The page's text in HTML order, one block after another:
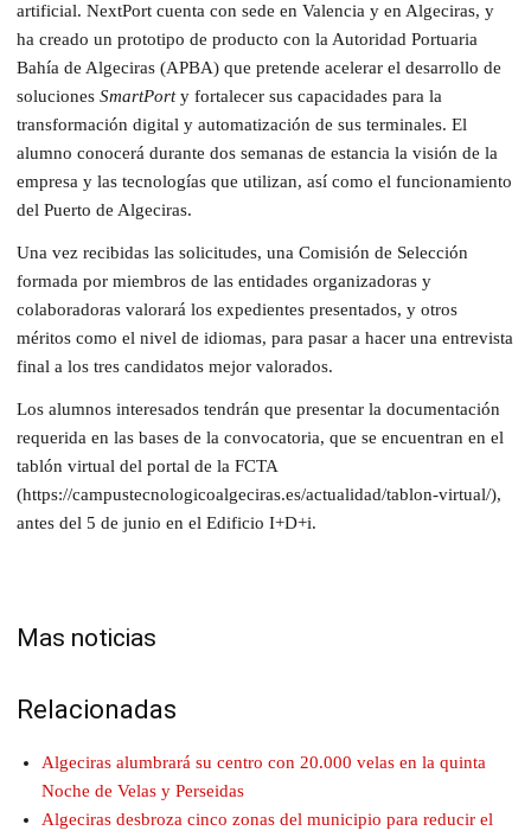
artificial. NextPort cuenta con sede en Valencia y en Algeciras, y
ha creado un prototipo de producto con la Autoridad Portuaria
Bahía de Algeciras (APBA) que pretende acelerar el desarrollo de
soluciones SmartPorty fortalecer sus capacidades para la
transformación digital y automatización de sus terminales. El
alumno conocerá durante dos semanas de estancia la visión de la
empresa y las tecnologías que utilizan, así como el funcionamiento
del Puerto de Algeciras.
Una vez recibidas las solicitudes, una Comisión de Selección
formada por miembros de las entidades organizadoras y
colaboradoras valorará los expedientes presentados, y otros
méritos como el nivel de idiomas, para pasar a hacer una entrevista
final a los tres candidatos mejor valorados.
Los alumnos interesados tendrán que presentar la documentación
requerida en las bases de la convocatoria, que se encuentran en el
tablón virtual del portal de la FCTA
(https://campustecnologicoalgeciras.es/actualidad/tablon-virtual/),
antes del 5 de junio en el Edificio I+D+i.
Mas noticias
Relacionadas
Algeciras alumbrará su centro con 20.000 velas en la quinta
Noche de Velas y Perseidas
Algeciras desbroza cinco zonas del municipio para reducir el